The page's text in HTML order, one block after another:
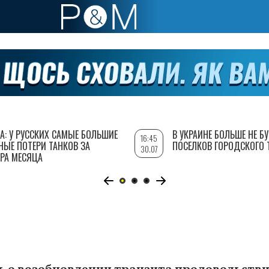
У РУССКИХ САМЫЕ БОЛЬШИЕ
ПОТЕРИ ТАНКОВ ЗА
МЕСЯЦА
16:45
30.07
В УКРАИНЕ БОЛЬШЕ НЕ
ПОСЕЛКОВ ГОРОДСКОГО